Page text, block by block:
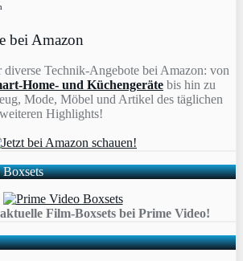
bei Amazon
Technik-Angebote bei Amazon: von
Home- und Küchengeräte bis hin zu
Mode, Möbel und Artikel des täglichen
Highlights!
Film-Boxsets bei Prime Video!